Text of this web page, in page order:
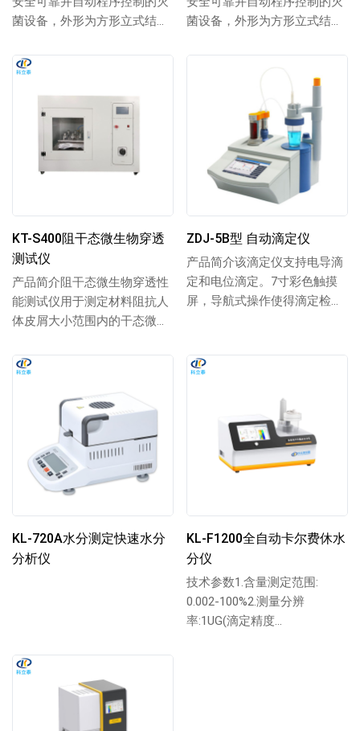
菌设备，外形为方形立式结
汽发生器、管道系统...
菌设备，外形为方形立式结
汽发生器、管道系统...
KT-S400阻干态微生物穿透
测试仪
产品简介阻干态微生物穿透性
能测试仪用于测定材料阻抗人
体皮屑大小范围内的干态微粒
时，试样被分别固...
ZDJ-5B型 自动滴定仪
产品简介该滴定仪支持电导滴
定和电位滴定。7寸彩色触摸
屏，导航式操作使得滴定检测
KL-720A水分测定快速水分
分析仪
KL-F1200全自动卡尔费休水
分仪
技术参数1.含量测定范围:
0.002-100%2.测量分辨
率:1UG(滴定精度